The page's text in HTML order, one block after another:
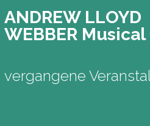
AN­DREW LLOYD
WEB­BER Mu­si­cal
vergangene